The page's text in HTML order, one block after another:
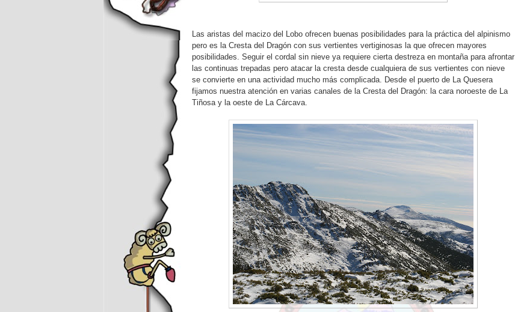
Las aristas del macizo del Lobo ofrecen buenas posibilidades para la práctica del alpinismo
pero es la Cresta del Dragón con sus vertientes vertiginosas la que ofrecen mayores
posibilidades. Seguir el cordal sin nieve ya requiere cierta destreza en montaña para afrontar
las continuas trepadas pero atacar la cresta desde cualquiera de sus vertientes con nieve
se convierte en una actividad mucho más complicada. Desde el puerto de La Quesera
fijamos nuestra atención en varias canales de la Cresta del Dragón: la cara noroeste de La
Tiñosa y la oeste de La Cárcava.